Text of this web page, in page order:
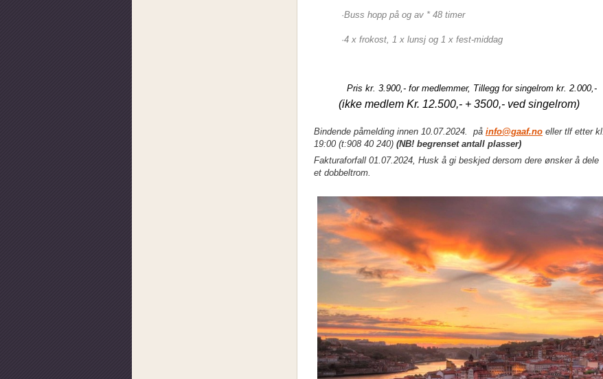
·Buss hopp på og av * 48 timer
·4 x frokost, 1 x lunsj og 1 x fest-middag
Pris kr. 3.900,- for medlemmer, Tillegg for singelrom kr. 2.000,-
(ikke medlem Kr. 12.500,- + 3500,- ved singelrom)
Bindende påmelding innen 10.07.2024. på info@gaaf.no eller tlf etter kl.
19:00 (t:908 40 240) (NB! begrenset antall plasser)
Fakturaforfall 01.07.2024, Husk å gi beskjed dersom dere ønsker å dele
et dobbeltrom.